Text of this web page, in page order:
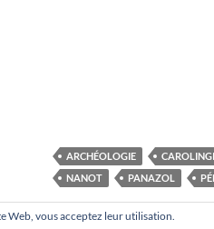
ARCHÉOLOGIE
NANOT
PANAZOL
Web, vous acceptez leur utilisation.